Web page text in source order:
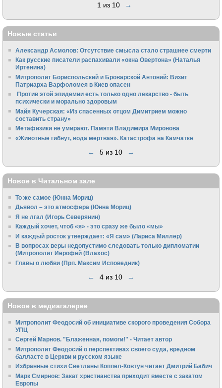
1 из 10 →
Новые статьи
Александр Асмолов: Отсутствие смысла стало страшнее смерти
Как русские писатели распахивали «окна Овертона» (Наталья
Иртенина)
Митрополит Бориспольский и Броварской Антоний: Визит
Патриарха Варфоломея в Киев опасен
Против этой эпидемии есть только одно лекарство - быть
психически и морально здоровым
Майя Кучерская: «Из спасенных отцом Димитрием можно
составить страну»
Метафизики не умирают. Памяти Владимира Миронова
«Животные гибнут, вода мертвая». Катастрофа на Камчатке
← 5 из 10 →
Новое в Читальном зале
То же самое (Юнна Мориц)
Дьявол – это атмосфера (Юнна Мориц)
Я не лгал (Игорь Северянин)
Каждый хочет, чтоб «я» - это сразу же было «мы»
И каждый росток утверждает: «Я сам» (Лариса Миллер)
В вопросах веры недопустимо следовать только дипломатии
(Митрополит Иерофей (Влахос)
Главы о любви (Прп. Максим Исповедник)
← 4 из 10 →
Новое в медиагалерее
Митрополит Феодосий об инициативе скорого проведения Собора
УПЦ
Сергей Марнов. "Блаженная, помоги!" - Читает автор
Митрополит Феодосий о перспективах своего суда, вредном
балласте в Церкви и русском языке
Избранные стихи Светланы Коппел-Ковтун читает Дмитрий Бабич
Марк Смирнов: Закат христианства приходит вместе с закатом
Европы